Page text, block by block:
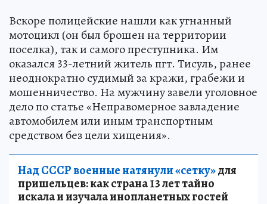
Вскоре полицейские нашли как угнанный
мотоцикл (он был брошен на территории
поселка), так и самого преступника. Им
оказался 33-летний житель пгт. Тисуль, ранее
неоднократно судимый за кражи, грабежи и
мошенничество. На мужчину завели уголовное
дело по статье «Неправомерное завладение
автомобилем или иным транспортным
средством без цели хищения».
Над СССР военные натянули «сетку»для
пришельцев: как страна 13 лет тайно
искала и изучала инопланетных гостей